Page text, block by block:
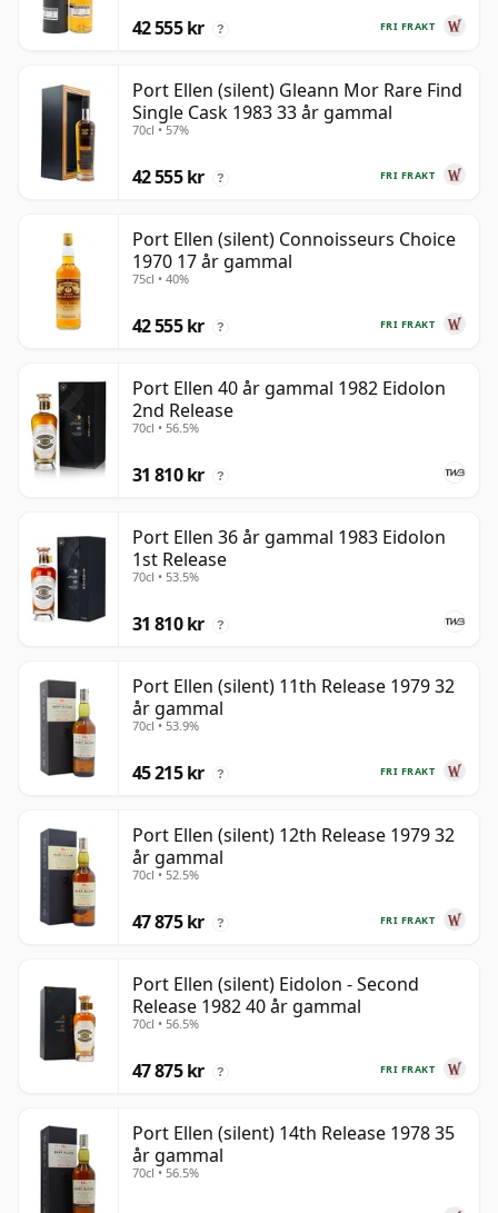
FRI FRAKT
42 555 kr ?
Port Ellen (silent) Gleann Mor Rare Find
Single Cask 1983 33 år gammal
70cl • 57%
FRI FRAKT
42 555 kr ?
Port Ellen (silent) Connoisseurs Choice
1970 17 år gammal
75cl • 40%
FRI FRAKT
42 555 kr ?
Port Ellen 40 år gammal 1982 Eidolon
2nd Release
70cl • 56.5%
31 810 kr ?
Port Ellen 36 år gammal 1983 Eidolon
1st Release
70cl • 53.5%
31 810 kr ?
Port Ellen (silent) 11th Release 1979 32
år gammal
70cl • 53.9%
FRI FRAKT
45 215 kr ?
Port Ellen (silent) 12th Release 1979 32
år gammal
70cl • 52.5%
FRI FRAKT
47 875 kr ?
Port Ellen (silent) Eidolon - Second
Release 1982 40 år gammal
70cl • 56.5%
FRI FRAKT
47 875 kr ?
Port Ellen (silent) 14th Release 1978 35
år gammal
70cl • 56.5%